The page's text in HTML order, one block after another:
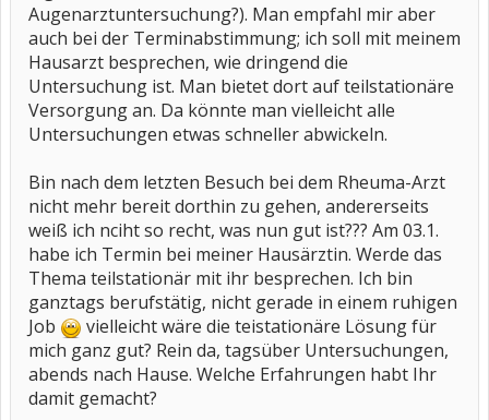
Augenarztuntersuchung?). Man empfahl mir aber
auch bei der Terminabstimmung; ich soll mit meinem
Hausarzt besprechen, wie dringend die
Untersuchung ist. Man bietet dort auf teilstationäre
Versorgung an. Da könnte man vielleicht alle
Untersuchungen etwas schneller abwickeln.
Bin nach dem letzten Besuch bei dem Rheuma-Arzt
nicht mehr bereit dorthin zu gehen, andererseits
weiß ich nciht so recht, was nun gut ist??? Am 03.1.
habe ich Termin bei meiner Hausärztin. Werde das
Thema teilstationär mit ihr besprechen. Ich bin
ganztags berufstätig, nicht gerade in einem ruhigen
Job
vielleicht wäre die teistationäre Lösung für
mich ganz gut? Rein da, tagsüber Untersuchungen,
abends nach Hause. Welche Erfahrungen habt Ihr
damit gemacht?